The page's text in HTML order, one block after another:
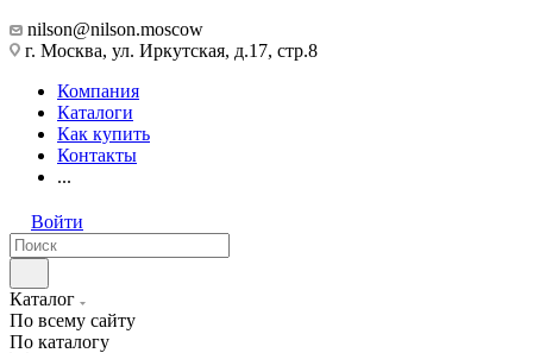
nilson@nilson.moscow
г. Москва, ул. Иркутская, д.17, стр.8
Компания
Каталоги
Как купить
Контакты
...
Войти
Каталог
По всему сайту
По каталогу